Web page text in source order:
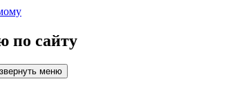
по сайту
меню